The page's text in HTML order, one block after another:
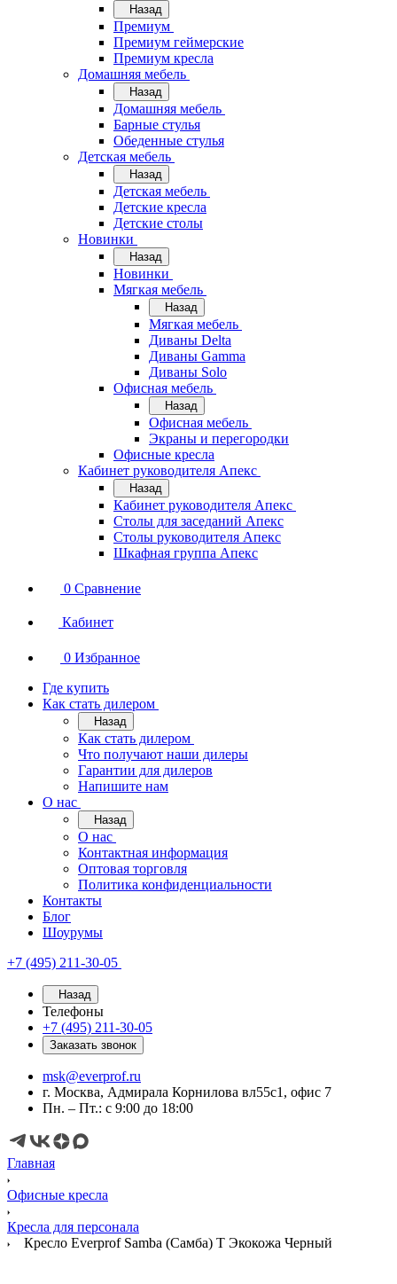
Назад
Премиум
Премиум геймерские
Премиум кресла
Домашняя мебель
Назад
Домашняя мебель
Барные стулья
Обеденные стулья
Детская мебель
Назад
Детская мебель
Детские кресла
Детские столы
Новинки
Назад
Новинки
Мягкая мебель
Назад
Мягкая мебель
Диваны Delta
Диваны Gamma
Диваны Solo
Офисная мебель
Назад
Офисная мебель
Экраны и перегородки
Офисные кресла
Кабинет руководителя Апекс
Назад
Кабинет руководителя Апекс
Столы для заседаний Апекс
Столы руководителя Апекс
Шкафная группа Апекс
0 Сравнение
Кабинет
0 Избранное
Где купить
Как стать дилером
Назад
Как стать дилером
Что получают наши дилеры
Гарантии для дилеров
Напишите нам
О нас
Назад
О нас
Контактная информация
Оптовая торговля
Политика конфиденциальности
Контакты
Блог
Шоурумы
+7 (495) 211-30-05
Назад
Телефоны
+7 (495) 211-30-05
Заказать звонок
msk@everprof.ru
г. Москва, Адмирала Корнилова вл55с1, офис 7
Пн. – Пт.: с 9:00 до 18:00
Главная
Офисные кресла
Кресла для персонала
Кресло Everprof Samba (Самба) T Экокожа Черный